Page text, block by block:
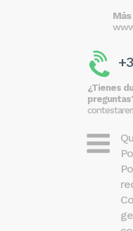
¿Tienes